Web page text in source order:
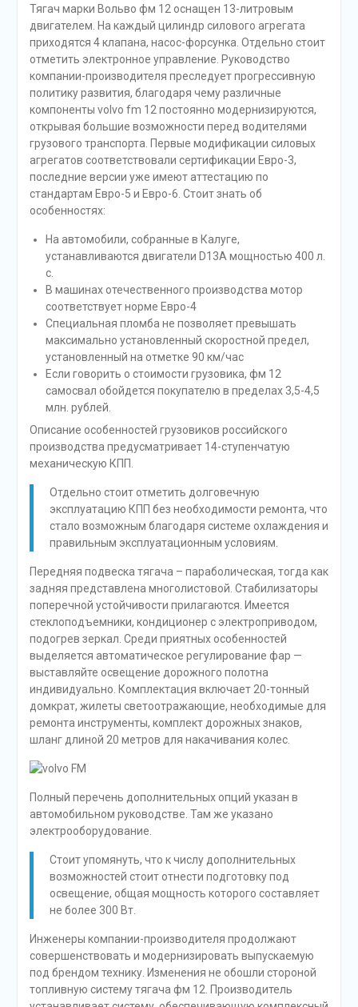
Тягач марки Вольво фм 12 оснащен 13-литровым
двигателем. На каждый цилиндр силового агрегата
приходятся 4 клапана, насос-форсунка. Отдельно стоит
отметить электронное управление. Руководство
компании-производителя преследует прогрессивную
политику развития, благодаря чему различные
компоненты volvo fm 12 постоянно модернизируются,
открывая большие возможности перед водителями
грузового транспорта. Первые модификации силовых
агрегатов соответствовали сертификации Евро-3,
последние версии уже имеют аттестацию по
стандартам Евро-5 и Евро-6. Стоит знать об
особенностях:
На автомобили, собранные в Калуге,
устанавливаются двигатели D13A мощностью 400 л.
с.
В машинах отечественного производства мотор
соответствует норме Евро-4
Специальная пломба не позволяет превышать
максимально установленный скоростной предел,
установленный на отметке 90 км/час
Если говорить о стоимости грузовика, фм 12
самосвал обойдется покупателю в пределах 3,5-4,5
млн. рублей.
Описание особенностей грузовиков российского
производства предусматривает 14-ступенчатую
механическую КПП.
Отдельно стоит отметить долговечную
эксплуатацию КПП без необходимости ремонта, что
стало возможным благодаря системе охлаждения и
правильным эксплуатационным условиям.
Передняя подвеска тягача – параболическая, тогда как
задняя представлена многолистовой. Стабилизаторы
поперечной устойчивости прилагаются. Имеется
стеклоподъемники, кондиционер с электроприводом,
подогрев зеркал. Среди приятных особенностей
выделяется автоматическое регулирование фар —
выставляйте освещение дорожного полотна
индивидуально. Комплектация включает 20-тонный
домкрат, жилеты светоотражающие, необходимые для
ремонта инструменты, комплект дорожных знаков,
шланг длиной 20 метров для накачивания колес.
Полный перечень дополнительных опций указан в
автомобильном руководстве. Там же указано
электрооборудование.
Стоит упомянуть, что к числу дополнительных
возможностей стоит отнести подготовку под
освещение, общая мощность которого составляет
не более 300 Вт.
Инженеры компании-производителя продолжают
совершенствовать и модернизировать выпускаемую
под брендом технику. Изменения не обошли стороной
топливную систему тягача фм 12. Производитель